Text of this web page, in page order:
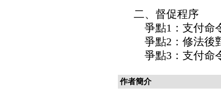
二、督促程序
爭點1：支付命
爭點2：修法後對
爭點3：支付命
作者簡介